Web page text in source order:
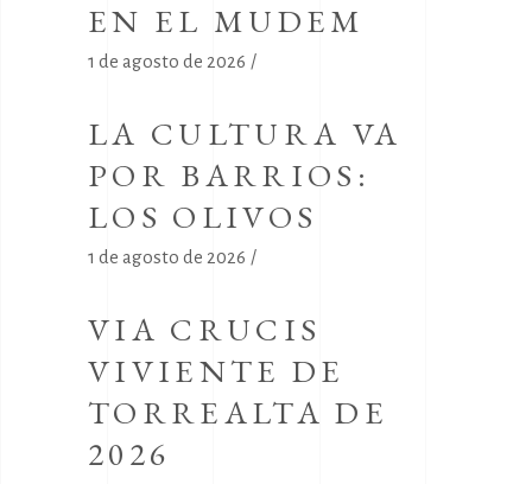
EN EL MUDEM
1 de agosto de 2026
LA CULTURA VA
POR BARRIOS:
LOS OLIVOS
1 de agosto de 2026
VIA CRUCIS
VIVIENTE DE
TORREALTA DE
2026